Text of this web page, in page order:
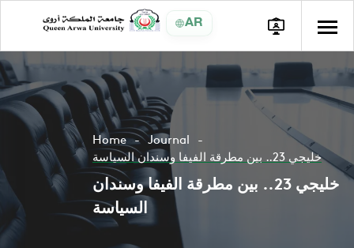
AR
Home
Journal
خليجي 23.. بين مطرقة الفيفا وسندان السياسة
خليجي 23.. بين مطرقة الفيفا وسندان
السياسة